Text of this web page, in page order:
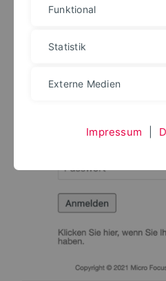
Funktional
Statistik
Externe Medien
Impressum